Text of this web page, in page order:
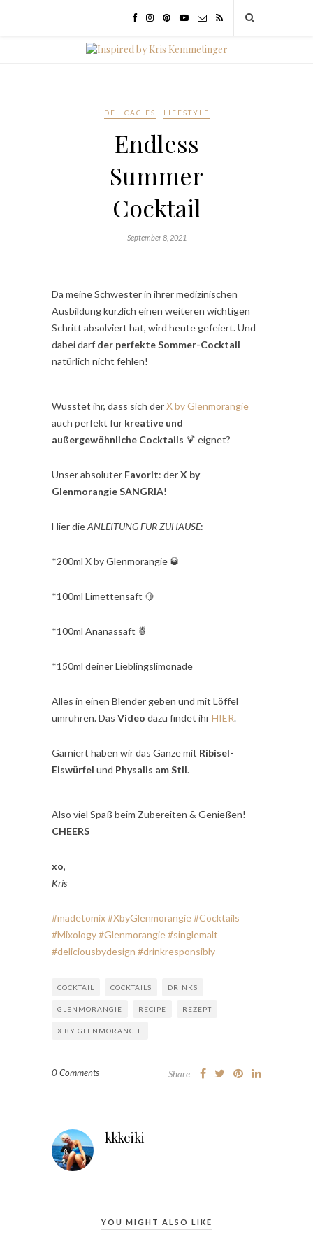
DELICACIES LIFESTYLE
Endless
Summer
Cocktail
September 8, 2021
Da meine Schwester in ihrer medizinischen
Ausbildung kürzlich einen weiteren wichtigen
Schritt absolviert hat, wird heute gefeiert. Und
dabei darf der perfekte Sommer-Cocktail
natürlich nicht fehlen!
Wusstet ihr, dass sich derX by Glenmorangie
auch perfekt für kreative und
außergewöhnliche Cocktails 🍹 eignet?
Unser absoluter Favorit: derX by
Glenmorangie SANGRIA!
Hier dieANLEITUNG FÜR ZUHAUSE:
*200ml X by Glenmorangie 🥃
*100ml Limettensaft 🍋
*100ml Ananassaft 🍍
*150ml deiner Lieblingslimonade
Alles in einen Blender geben und mit Löffel
umrühren. Das Video dazu findet ihrHIER.
Garniert haben wir das Ganze mit Ribisel-
Eiswürfel und Physalis am Stil.
Also viel Spaß beim Zubereiten & Genießen!
CHEERS
xo,
Kris
#madetomix#XbyGlenmorangie#Cocktails
#Mixology#Glenmorangie#singlemalt
#deliciousbydesign #drinkresponsibly
COCKTAIL COCKTAILS DRINKS
GLENMORANGIE RECIPE REZEPT
X BY GLENMORANGIE
0 Comments Share
kkkeiki
YOU MIGHT ALSO LIKE